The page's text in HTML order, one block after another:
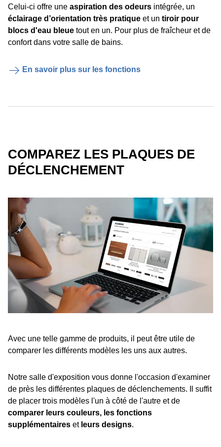
Celui-ci offre une aspiration des odeurs intégrée, un
éclairage d’orientation très pratique et un tiroir pour
blocs d'eau bleue tout en un. Pour plus de fraîcheur et de
confort dans votre salle de bains.
En savoir plus sur les fonctions
COMPAREZ LES PLAQUES DE
DÉCLENCHEMENT
Avec une telle gamme de produits, il peut être utile de
comparer les différents modèles les uns aux autres.
Notre salle d'exposition vous donne l'occasion d'examiner
de près les différentes plaques de déclenchements. Il suffit
de placer trois modèles l'un à côté de l'autre et de
comparer leurs couleurs, les fonctions
supplémentaires et leurs designs.